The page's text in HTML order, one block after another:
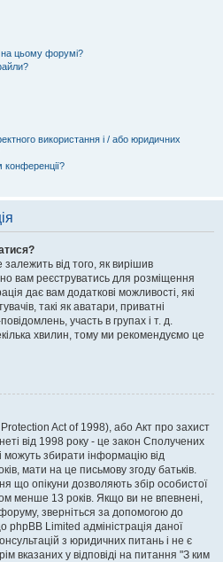
цьому форумі?
використання і / або юридичних
конференції?
від того, як вирішив
вам реєструватись для розміщення
дає вам додаткові можливості, які
такі як аватари, приватні
участь в групах і т. д.
хвилин, тому ми рекомендуємо це
Act of 1998), або Акт про захист
від 1998 року - це закон Сполучених
можуть збирати інформацію від
мати на це письмову згоду батьків.
що опікуни дозволяють збір особистої
менше 13 років. Якщо ви не впевнені,
зверніться за допомогою до
phpBB Limited адміністрація даної
з юридичних питань і не є
вказаних у відповіді на питання "З ким